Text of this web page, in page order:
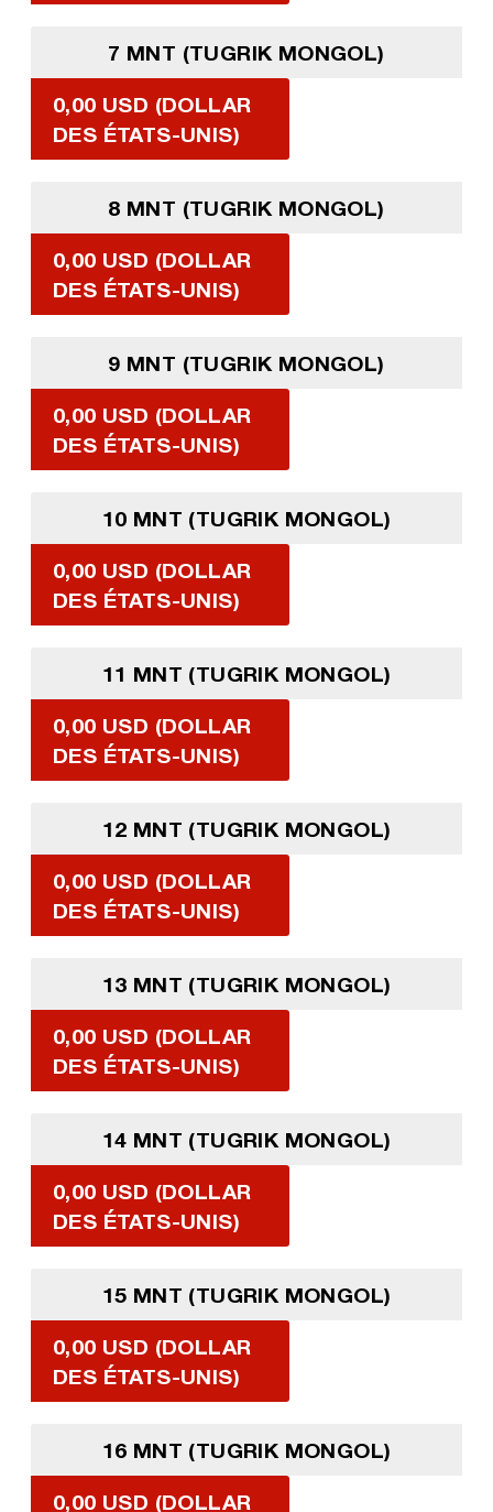
7 MNT (TUGRIK MONGOL)
0,00 USD (DOLLAR
DES ÉTATS-UNIS)
8 MNT (TUGRIK MONGOL)
0,00 USD (DOLLAR
DES ÉTATS-UNIS)
9 MNT (TUGRIK MONGOL)
0,00 USD (DOLLAR
DES ÉTATS-UNIS)
10 MNT (TUGRIK MONGOL)
0,00 USD (DOLLAR
DES ÉTATS-UNIS)
11 MNT (TUGRIK MONGOL)
0,00 USD (DOLLAR
DES ÉTATS-UNIS)
12 MNT (TUGRIK MONGOL)
0,00 USD (DOLLAR
DES ÉTATS-UNIS)
13 MNT (TUGRIK MONGOL)
0,00 USD (DOLLAR
DES ÉTATS-UNIS)
14 MNT (TUGRIK MONGOL)
0,00 USD (DOLLAR
DES ÉTATS-UNIS)
15 MNT (TUGRIK MONGOL)
0,00 USD (DOLLAR
DES ÉTATS-UNIS)
16 MNT (TUGRIK MONGOL)
0,00 USD (DOLLAR